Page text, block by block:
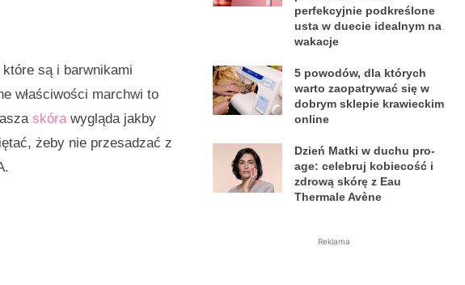
są i barwnikami
właściwości marchwi to
skórawygląda jakby
żeby nie przesadzać z
perfekcyjnie podkreślone
usta w duecie idealnym na
wakacje
5 powodów, dla których
warto zaopatrywać się w
dobrym sklepie krawieckim
online
Dzień Matki w duchu pro-
age: celebruj kobiecość i
zdrową skórę z Eau
Thermale Avène
Reklama